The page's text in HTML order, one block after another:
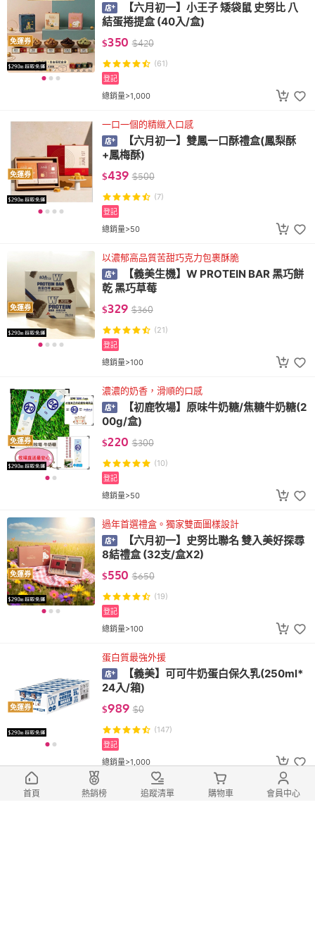
免運券
【六月初一】小王子 矮袋鼠 史努比 八
結蛋捲提盒 (40入/盒)
$350 $420
(61)
總銷量>1,000
登記
免運券
一口一個的精緻入口感
【六月初一】雙鳳一口酥禮盒(鳳梨酥
+鳳梅酥)
$439 $500
(7)
總銷量>50
登記
免運券
以濃郁高品質苦甜巧克力包裹酥脆
【義美生機】W PROTEIN BAR 黑巧餅
乾 黑巧草莓
$329 $360
(21)
總銷量>100
登記
免運券
濃濃的奶香，滑順的口感
【初鹿牧場】原味牛奶糖/焦糖牛奶糖(2
00g/盒)
$220 $300
(10)
總銷量>50
登記
免運券
過年首選禮盒。獨家雙面圖樣設計
【六月初一】史努比聯名 雙入美好探尋
8結禮盒 (32支/盒X2)
$550 $650
(19)
總銷量>100
登記
免運券
蛋白質最強外援
【義美】可可牛奶蛋白保久乳(250ml*
24入/箱)
$989 $0
(147)
總銷量>1,000
登記
麻辣香味十足的花生
首頁 熱銷榜 追蹤清單 購物車 會員中心